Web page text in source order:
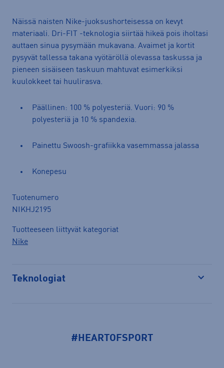
Näissä naisten Nike-juoksushorteisessa on kevyt
materiaali. Dri-FIT -teknologia siirtää hikeä pois iholtasi
auttaen sinua pysymään mukavana. Avaimet ja kortit
pysyvät tallessa takana vyötäröllä olevassa taskussa ja
pieneen sisäiseen taskuun mahtuvat esimerkiksi
kuulokkeet tai huulirasva.
Päällinen: 100 % polyesteriä. Vuori: 90 %
polyesteriä ja 10 % spandexia.
Painettu Swoosh-grafiikka vasemmassa jalassa
Konepesu
Tuotenumero
NIKHJ2195
Tuotteeseen liittyvät kategoriat
Nike
Teknologiat
#HEARTOFSPORT